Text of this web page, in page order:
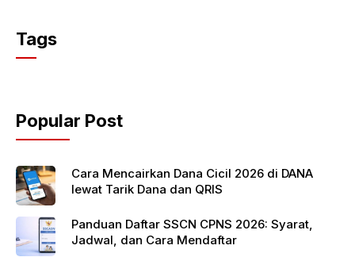
c
e
o
o
k
p
p
Tags
Popular Post
Cara Mencairkan Dana Cicil 2026 di DANA
lewat Tarik Dana dan QRIS
Panduan Daftar SSCN CPNS 2026: Syarat,
Jadwal, dan Cara Mendaftar